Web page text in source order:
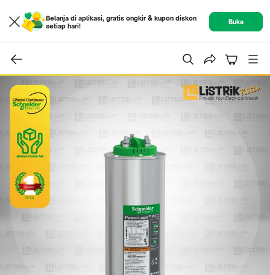
Belanja di aplikasi, gratis ongkir & kupon diskon
setiap hari!
Buka